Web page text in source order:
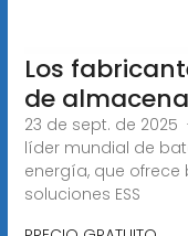
Los
de
23 de sept. de 2025
líder mundial de
energía, que ofrece
soluciones ESS